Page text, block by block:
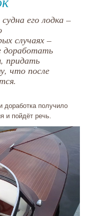
его лодка –
случаях –
доработать
придать
что после
доработка получило
и пойдёт речь.